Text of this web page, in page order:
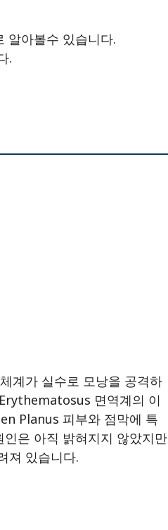
알아볼수 있습니다.
.
계가 실수로 모낭을 공격하
면역계의 이
Planus 피부와 점막에 특
은 아직 밝혀지지 않았지만
져 있습니다.